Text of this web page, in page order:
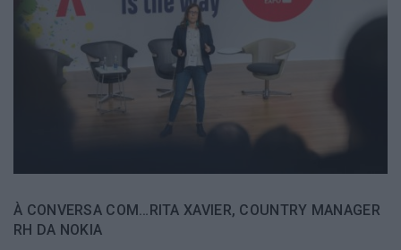
À CONVERSA COM…RITA XAVIER, COUNTRY MANAGER
RH DA NOKIA